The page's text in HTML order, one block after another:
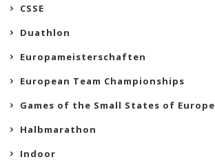
CSSE
Duathlon
Europameisterschaften
European Team Championships
Games of the Small States of Europe
Halbmarathon
Indoor